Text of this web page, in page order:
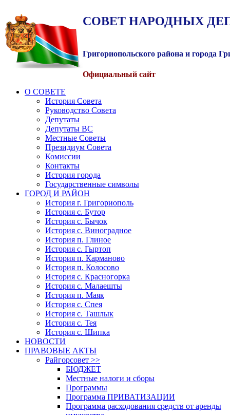
СОВЕТ НАРОДНЫХ
Григориопольского района и города
Официальный сайт
О СОВЕТЕ
История Совета
Руководство Совета
Депутаты
Депутаты ВС
Местные Советы
Президиум Совета
Комиссии
Контакты
История города
Государственные символы
ГОРОД И РАЙОН
История г. Григориополь
История с. Бутор
История с. Бычок
История с. Виноградное
История п. Глиное
История с. Гыртоп
История п. Карманово
История п. Колосово
История с. Красногорка
История с. Малаешты
История п. Маяк
История с. Спея
История с. Ташлык
История с. Тея
История с. Шипка
НОВОСТИ
ПРАВОВЫЕ АКТЫ
Райгорсовет >>
БЮДЖЕТ
Местные налоги и сборы
Программы
Программа ПРИВАТИЗАЦИИ
Программа расходования средств от аренды